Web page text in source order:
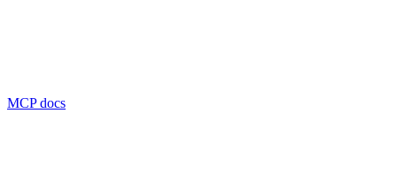
MCP docs